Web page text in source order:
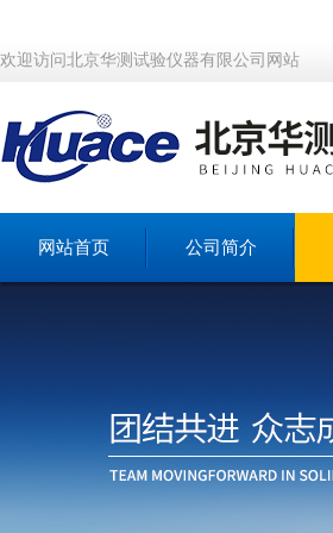
欢迎访问北京华测试验仪器有限公司网站
网站首页 公司简介